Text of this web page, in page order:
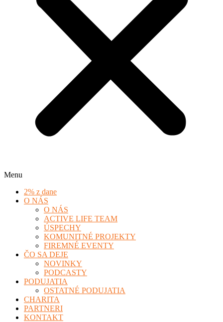
Menu
2% z dane
O NÁS
O NÁS
ACTIVE LIFE TEAM
ÚSPECHY
KOMUNITNÉ PROJEKTY
FIREMNÉ EVENTY
ČO SA DEJE
NOVINKY
PODCASTY
PODUJATIA
OSTATNÉ PODUJATIA
CHARITA
PARTNERI
KONTAKT